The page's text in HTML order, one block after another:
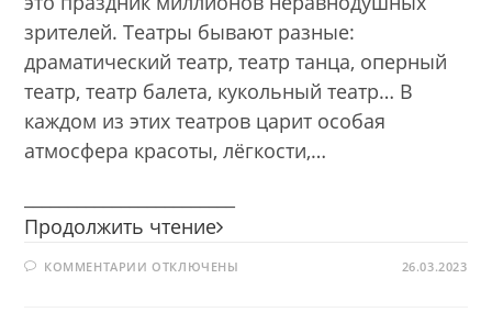
зрителей. Театры бывают разные:
драматический театр, театр танца, оперный
театр, театр балета, кукольный театр… В
каждом из этих театров царит особая
атмосфера красоты, лёгкости,…
Продолжить чтение Театры
разные…
КОММЕНТАРИИ К
ОТКЛЮЧЕНЫ 26.03.2023